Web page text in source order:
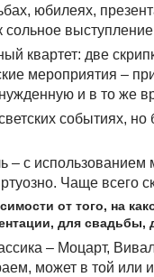
юбилеях,
выступление
квартет: две
мероприятия –
и в то же
событиях,
– с
Чаще всего
от того, на
для свадьбы,
– Моцарт,
может в той или